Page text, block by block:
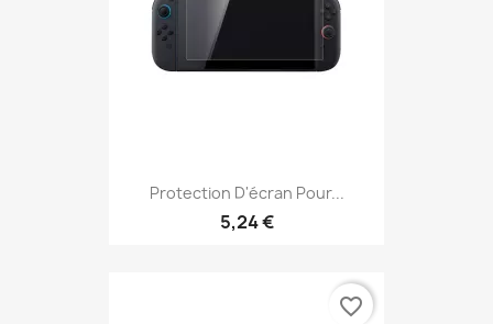
Protection D'écran Pour...
5,24 €
favorite_border